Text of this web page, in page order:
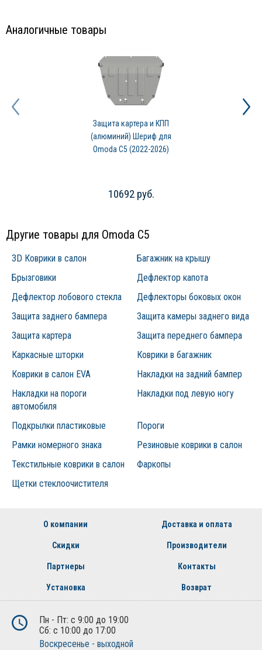
Аналогичные товары
Защита картера и КПП
(алюминий) Шериф для
Omoda C5 (2022-2026)
10692 руб.
Другие товары для Omoda C5
3D Коврики в салон
Багажник на крышу
Брызговики
Дефлектор капота
Дефлектор лобового стекла
Дефлекторы боковых окон
Защита заднего бампера
Защита камеры заднего вида
Защита картера
Защита переднего бампера
Каркасные шторки
Коврики в багажник
Коврики в салон EVA
Накладки на задний бампер
Накладки на пороги
автомобиля
Накладки под левую ногу
Подкрылки пластиковые
Пороги
Рамки номерного знака
Резиновые коврики в салон
Текстильные коврики в салон
Фаркопы
Щетки стеклоочистителя
О компании Доставка и оплата
Скидки Производители
Партнеры Контакты
Установка Возврат
Пн - Пт: с 9:00 до 19:00
Сб: с 10:00 до 17:00
Воскресенье - выходной